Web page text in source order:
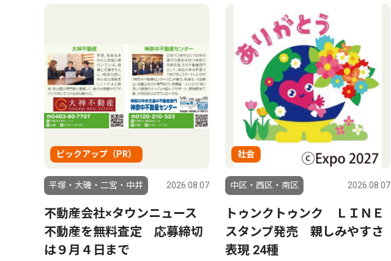
ピックアップ（PR）
平塚・大磯・二宮・中井 2026.08.07
不動産会社×タウンニュース
不動産を無料査定 応募締切
は９月４日まで
社会
中区・西区・南区 2026.08.07
トゥンクトゥンク ＬＩＮＥ
スタンプ発売 親しみやすさ
表現 24種